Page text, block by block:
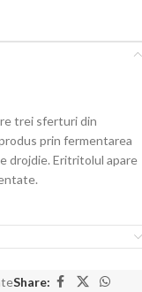
trei sferturi din
prin fermentarea
drojdie. Eritritolul apare
Share: